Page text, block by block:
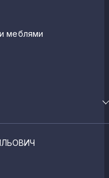
меблями